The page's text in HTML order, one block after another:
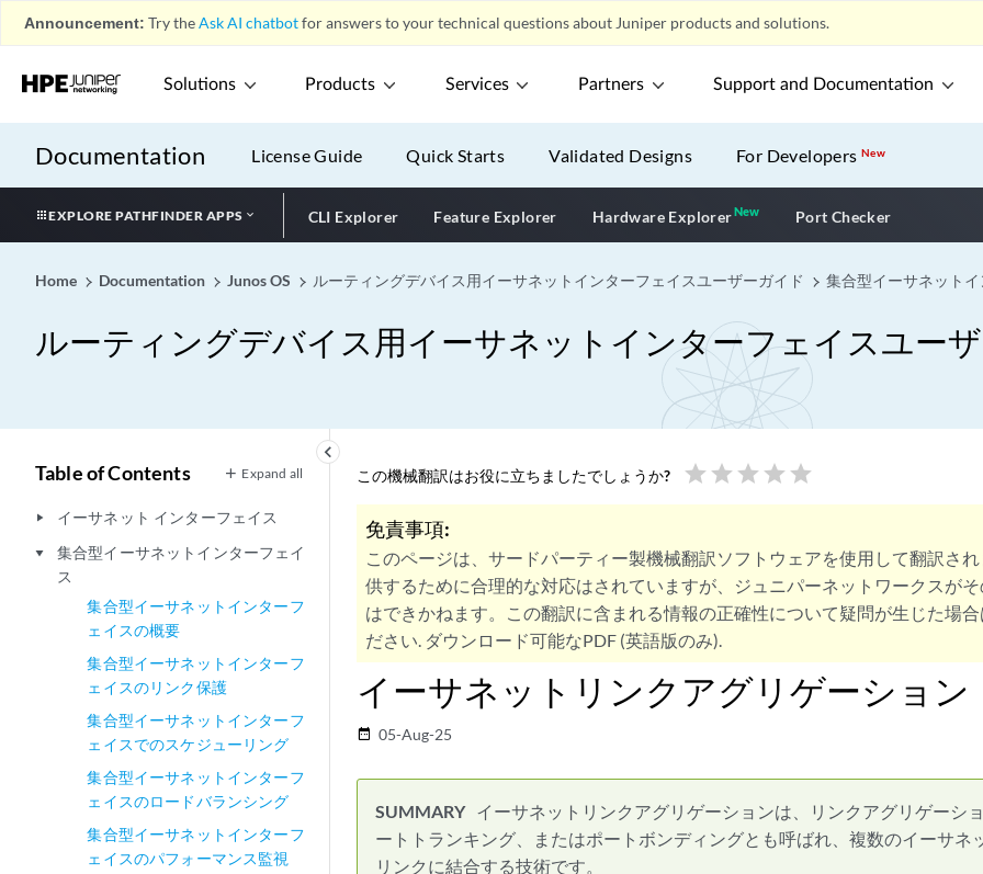
Announcement: Try theAsk AI chatbotfor answers to your technical questions about Juniper products and solutions.
Solutions Products Services Partners Support and Documentation
Documentation License Guide Quick Starts Validated Designs For DevelopersNew
EXPLORE PATHFINDER APPS CLI Explorer Feature Explorer Hardware ExplorerNewNew application
Port Checker
Home Documentation Junos OS ルーティングデバイス用イーサネットインターフェイスユーザーガイド 集合型イーサネット
ルーティングデバイス用イーサネットインターフェイスユー
keyboard_arrow_left
Table of Contents Expand all
play_arrow イーサネット インターフェイス
play_arrow
集合型イーサネットインターフェイ
ス
集合型イーサネットインターフ
ェイスの概要
集合型イーサネットインターフ
ェイスのリンク保護
集合型イーサネットインターフ
ェイスでのスケジューリング
集合型イーサネットインターフ
ェイスのロードバランシング
集合型イーサネットインターフ
ェイスのパフォーマンス監視
この機械翻訳はお役に立ちましたでしょうか? star star star star star
免責事項:
このページは、サードパーティー製機械翻訳ソフトウェアを使用して翻訳さ
供するために合理的な対応はされていますが、ジュニパーネットワークスが
はできかねます。この翻訳に含まれる情報の正確性について疑問が生じた場合
ださい. ダウンロード可能なPDF (英語版のみ).
イーサネットリンクアグリゲーション
date_range 05-Aug-25
イーサネットリンクアグリゲーションは、リンクアグリゲーシ
ートトランキング、またはポートボンディングとも呼ばれ、複数のイーサネ
リンクに結合する技術です。